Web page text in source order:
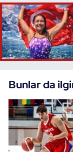
Bunlar da
Tenis
Triatlon
Voleybol
Vücut
Wushu
Yelken